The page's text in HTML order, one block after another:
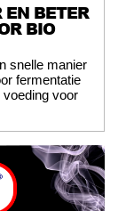
BETER
BIO
snelle manier
fermentatie
voor